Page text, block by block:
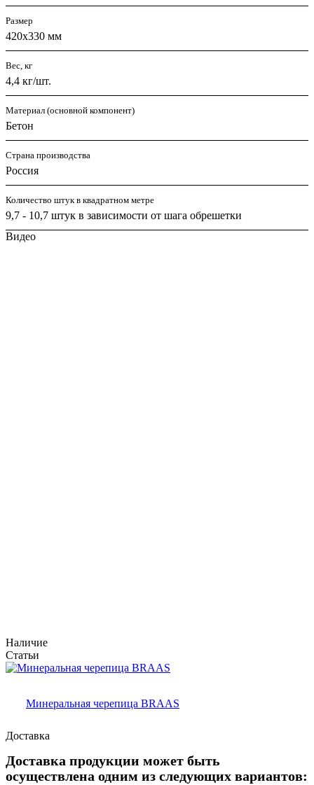
Размер
420х330 мм
Вес, кг
4,4 кг/шт.
Материал (основной компонент)
Бетон
Страна производства
Россия
Количество штук в квадратном метре
9,7 - 10,7 штук в зависимости от шага обрешетки
Видео
Наличие
Статьи
Минеральная черепица BRAAS
Доставка
Доставка продукции может быть
осуществлена одним из следующих вариантов: